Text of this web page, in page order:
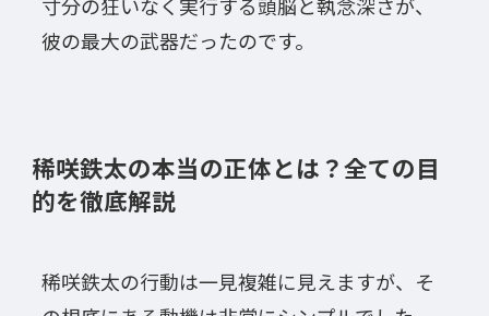
彼の最大の武器だったのです。
稀咲鉄太の本当の正体とは？全ての目
的を徹底解説
稀咲鉄太の行動は一見複雑に見えますが、そ